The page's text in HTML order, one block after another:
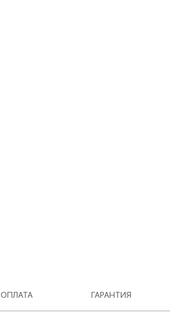
ОПЛАТА ГАРАНТИЯ